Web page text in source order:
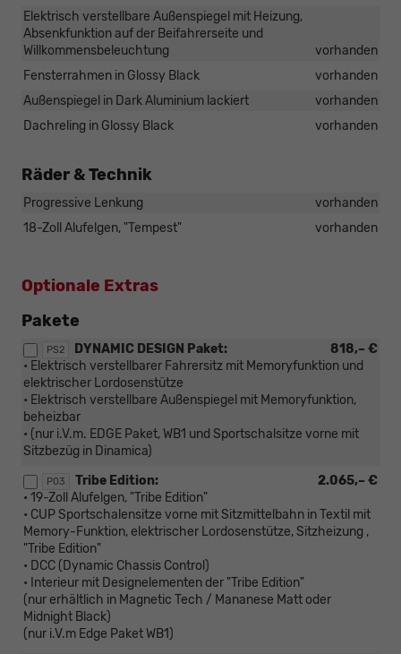
Elektrisch verstellbare Außenspiegel mit Heizung,
Absenkfunktion auf der Beifahrerseite und
Willkommensbeleuchtung
vorhanden
Fensterrahmen in Glossy Black
vorhanden
Außenspiegel in Dark Aluminium lackiert
vorhanden
Dachreling in Glossy Black
vorhanden
Räder & Technik
Progressive Lenkung
vorhanden
18-Zoll Alufelgen, "Tempest"
vorhanden
Optionale Extras
Pakete
PS2 818,– €
DYNAMIC DESIGN Paket:
• Elektrisch verstellbarer Fahrersitz mit Memoryfunktion und
elektrischer Lordosenstütze
• Elektrisch verstellbare Außenspiegel mit Memoryfunktion,
beheizbar
• (nur i.V.m. EDGE Paket, WB1 und Sportschalsitze vorne mit
Sitzbezüg in Dinamica)
P03 2.065,– €
Tribe Edition:
• 19-Zoll Alufelgen, "Tribe Edition"
• CUP Sportschalensitze vorne mit Sitzmittelbahn in Textil mit
Memory-Funktion, elektrischer Lordosenstütze, Sitzheizung ,
"Tribe Edition"
• DCC (Dynamic Chassis Control)
• Interieur mit Designelementen der "Tribe Edition"
(nur erhältlich in Magnetic Tech / Mananese Matt oder
Midnight Black)
(nur i.V.m Edge Paket WB1)